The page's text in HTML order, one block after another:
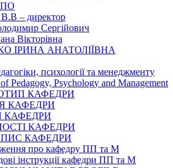
– директор
Сергійович
Вікторівна
ІРИНА АНАТОЛІЇВНА
психології та менеджменту
Pedagogy, Psychology and Management
КАФЕДРИ
КАФЕДРИ
КАФЕДРИ
КАФЕДРИ
КАФЕДРИ
про кафедру ПП та М
інструкції кафедри ПП та М